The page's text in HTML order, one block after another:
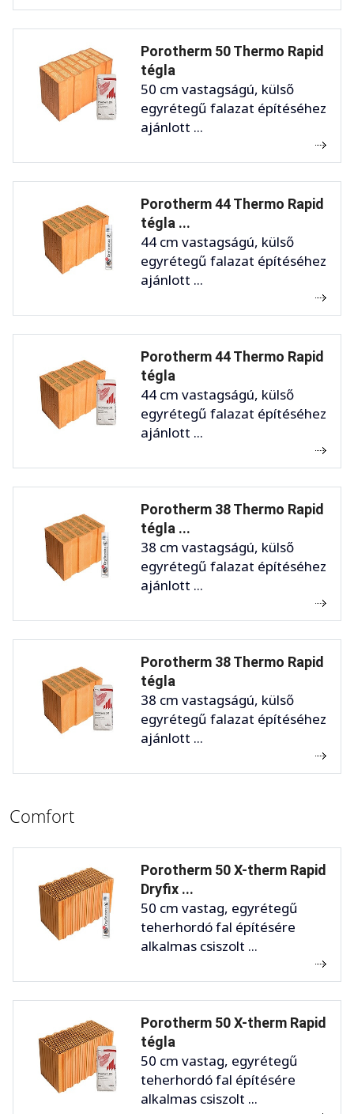
Porotherm 50 Thermo Rapid
tégla
50 cm vastagságú, külső
egyrétegű falazat építéséhez
ajánlott ...
Porotherm 44 Thermo Rapid
tégla ...
44 cm vastagságú, külső
egyrétegű falazat építéséhez
ajánlott ...
Porotherm 44 Thermo Rapid
tégla
44 cm vastagságú, külső
egyrétegű falazat építéséhez
ajánlott ...
Porotherm 38 Thermo Rapid
tégla ...
38 cm vastagságú, külső
egyrétegű falazat építéséhez
ajánlott ...
Porotherm 38 Thermo Rapid
tégla
38 cm vastagságú, külső
egyrétegű falazat építéséhez
ajánlott ...
Comfort
Porotherm 50 X-therm Rapid
Dryfix ...
50 cm vastag, egyrétegű
teherhordó fal építésére
alkalmas csiszolt ...
Porotherm 50 X-therm Rapid
tégla
50 cm vastag, egyrétegű
teherhordó fal építésére
alkalmas csiszolt ...